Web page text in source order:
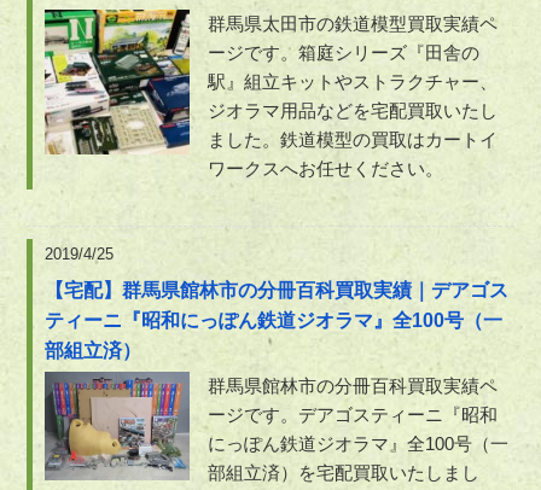
群馬県太田市の鉄道模型買取実績ペ
ージです。箱庭シリーズ『田舎の
駅』組立キットやストラクチャー、
ジオラマ用品などを宅配買取いたし
ました。鉄道模型の買取はカートイ
ワークスへお任せください。
2019/4/25
【宅配】群馬県館林市の分冊百科買取実績｜デアゴス
ティーニ『昭和にっぽん鉄道ジオラマ』全100号（一
部組立済）
群馬県館林市の分冊百科買取実績ペ
ージです。デアゴスティーニ『昭和
にっぽん鉄道ジオラマ』全100号（一
部組立済）を宅配買取いたしまし